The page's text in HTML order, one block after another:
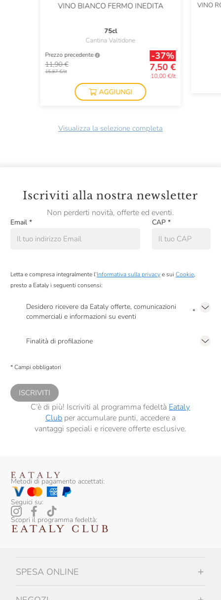
VINO BIANCO FERMO INEDITA
75cl
Cantina Valtidone
Prezzo precedente
11,90 €
15,87 €/lt
-37%
7,50 €
10,00 €/lt
AGGIUNGI
VINO
Visualizza la selezione completa
Iscriviti alla nostra newsletter
Non perderti novità, offerte ed eventi.
Email * CAP *
Letta e compresa integralmente l’Informativa sulla privacye sui Cookie,
presto a Eataly i seguenti consensi:
Desidero ricevere da Eataly offerte, comunicazioni
commerciali e informazioni su eventi
*
Finalità di profilazione
comunicazioni commerciali personalizzate, in caso di consenso prestato ai
* Campi obbligatori
ISCRIVITI
C’è di più! Iscriviti al programma fedeltà Eataly
Clubper accumulare punti, accedere a
vantaggi speciali e ricevere offerte esclusive.
Metodi di pagamento accettati:
Seguici su:
Scopri il programma fedeltà:
SPESA ONLINE